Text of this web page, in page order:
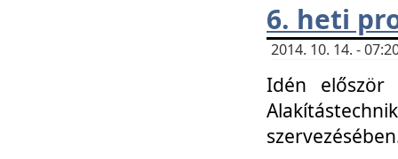
6. heti
2014. 10. 14. -
Idén